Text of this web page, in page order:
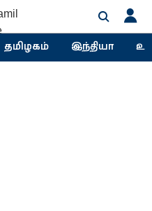
தமிழகம் இந்தியா